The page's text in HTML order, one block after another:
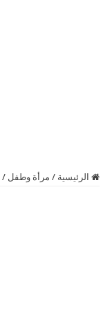
الرئيسية / مرأة وطفل /